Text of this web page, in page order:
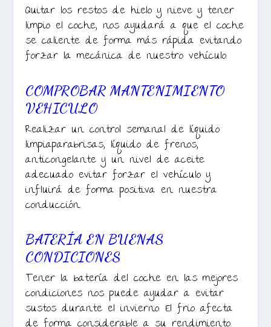
Quitar los restos de hielo y nieve y tener
limpio el coche, nos ayudará a que el coche
se caliente de forma más rápida evitando
forzar la mecánica de nuestro vehículo.
COMPROBAR MANTENIMIENTO
VEHICULO
Realizar un control semanal de líquido
limpiaparabrisas, líquido de frenos,
anticongelante y un nivel de aceite
adecuado evitar forzar el vehículo y
influirá de forma positiva en nuestra
conducción.
BATERÍA EN BUENAS
CONDICIONES
Tener la batería del coche en las mejores
condiciones nos puede ayudar a evitar
sustos durante el invierno. El frio afecta